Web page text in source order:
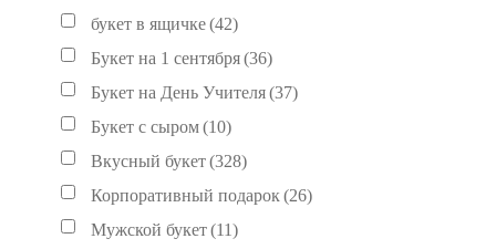
букет в ящичке(42)
Букет на 1 сентября(36)
Букет на День Учителя(37)
Букет с сыром(10)
Вкусный букет(328)
Корпоративный подарок (26)
Мужской букет(11)